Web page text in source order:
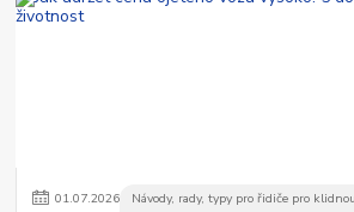
01.07.2026 Návody, rady, typy pro řidiče pro